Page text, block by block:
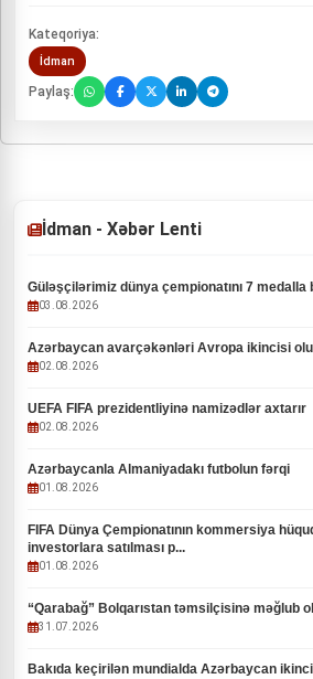
Kateqoriya:
İdman
Paylaş:
İdman - Xəbər Lenti
Güləşçilərimiz dünya çempionatını 7
03.08.2026
Azərbaycan avarçəkənləri Avropa ikincisi
02.08.2026
UEFA FIFA prezidentliyinə namizədlər axtarır
02.08.2026
Azərbaycanla Almaniyadakı futbolun fərqi
01.08.2026
FIFA Dünya Çempionatının kommersiya
investorlara satılması p...
01.08.2026
“Qarabağ” Bolqarıstan təmsilçisinə məğlub
31.07.2026
Bakıda keçirilən mundialda Azərbaycan